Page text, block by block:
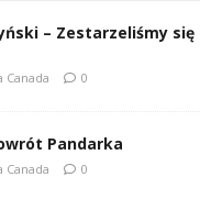
– Zestarzeliśmy się
Canada 0
Pandarka
Canada 0